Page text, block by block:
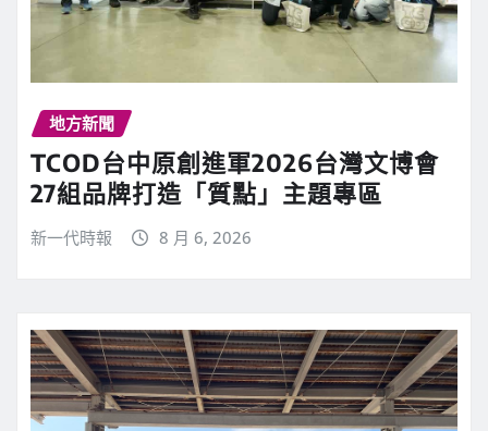
地方新聞
TCOD台中原創進軍2026台灣文博會
27組品牌打造「質點」主題專區
新一代時報 8 月 6, 2026